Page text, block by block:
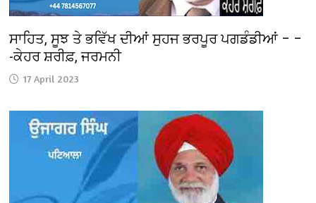
ਸਾਹਿਤ, ਸੂਝ ਤੇ ਭਵਿੱਖ ਦੀਆਂ ਸੁਹਜ ਭਰਪੂਰ ਪਗਡੰਡੀਆਂ – –
-ਕੇਹਰ ਸ਼ਰੀਫ਼, ਜਰਮਨੀ
17 April 2023